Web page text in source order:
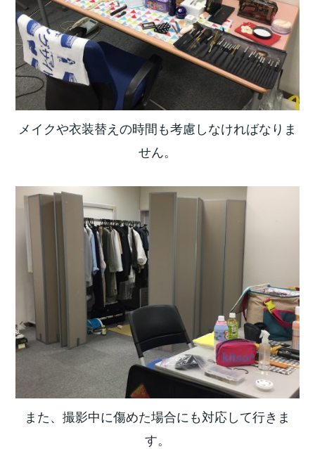
メイクや衣装替えの時間も考慮しなければなりま
せん。
また、撮影中に傷めた場合にも対応して行きま
す。